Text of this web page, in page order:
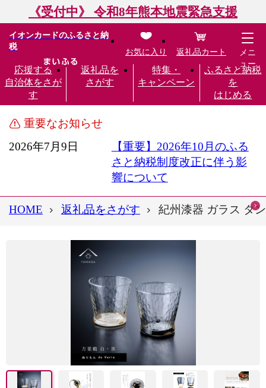
《受付中》 令和8年熊本地震緊急支援
イオンカードのふるさと納
税
応援する
自治体をさが
す
返礼品を
さがす
特集・
キャンペーン
ふるさと納税
を
はじめる
お気に入り 返礼品カート
メニ
ュー
重要なお知らせ
2026年7月9日
【重要】2026年10月のふる
さと納税制度改正に伴う影
響について
HOME 返礼品をさがす 紀州漆器 ガラス タ